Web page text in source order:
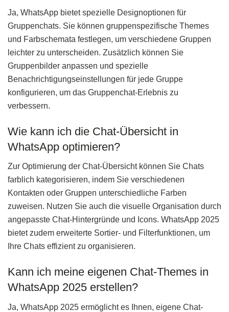
Ja, WhatsApp bietet spezielle Designoptionen für
Gruppenchats. Sie können gruppenspezifische Themes
und Farbschemata festlegen, um verschiedene Gruppen
leichter zu unterscheiden. Zusätzlich können Sie
Gruppenbilder anpassen und spezielle
Benachrichtigungseinstellungen für jede Gruppe
konfigurieren, um das Gruppenchat-Erlebnis zu
verbessern.
Wie kann ich die Chat-Übersicht in
WhatsApp optimieren?
Zur Optimierung der Chat-Übersicht können Sie Chats
farblich kategorisieren, indem Sie verschiedenen
Kontakten oder Gruppen unterschiedliche Farben
zuweisen. Nutzen Sie auch die visuelle Organisation durch
angepasste Chat-Hintergründe und Icons. WhatsApp 2025
bietet zudem erweiterte Sortier- und Filterfunktionen, um
Ihre Chats effizient zu organisieren.
Kann ich meine eigenen Chat-Themes in
WhatsApp 2025 erstellen?
Ja, WhatsApp 2025 ermöglicht es Ihnen, eigene Chat-